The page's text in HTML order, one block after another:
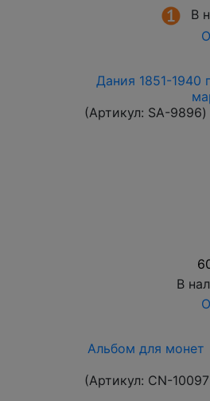
В
Дания 1851-1940
(Артикул: SA-9896)
В
Альбом для монет
(Артикул: CN-